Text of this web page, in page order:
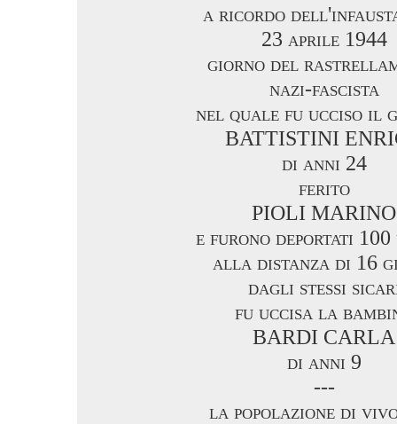
a ricordo
23 aprile 1944
giorno del
nazi-fascista
nel quale fu ucciso il
BATTISTINI
di anni 24
ferito
PIOLI MARINO
e furono deportati 100
alla distanza di 16
dagli stessi
fu uccisa la
BARDI CARLA
di anni 9
---
la popolazione di